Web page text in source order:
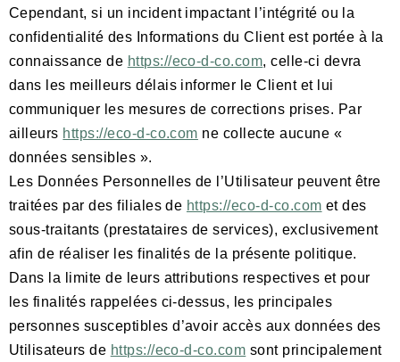
Cependant, si un incident impactant l’intégrité ou la
confidentialité des Informations du Client est portée à la
connaissance de https://eco-d-co.com, celle-ci devra
dans les meilleurs délais informer le Client et lui
communiquer les mesures de corrections prises. Par
ailleurs https://eco-d-co.com ne collecte aucune «
données sensibles ».
Les Données Personnelles de l’Utilisateur peuvent être
traitées par des filiales de https://eco-d-co.com et des
sous-traitants (prestataires de services), exclusivement
afin de réaliser les finalités de la présente politique.
Dans la limite de leurs attributions respectives et pour
les finalités rappelées ci-dessus, les principales
personnes susceptibles d’avoir accès aux données des
Utilisateurs de https://eco-d-co.com sont principalement